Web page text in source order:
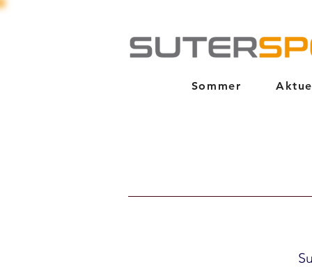
Sommer